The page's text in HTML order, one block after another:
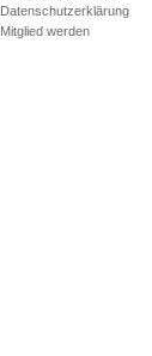
Datenschutzerklärung
Mitglied werden